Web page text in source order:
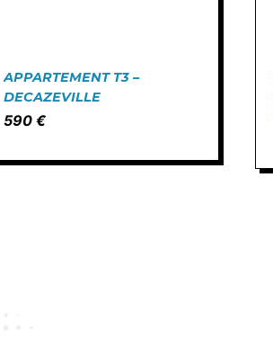
APPARTEMENT T3 –
DECAZEVILLE
590 €